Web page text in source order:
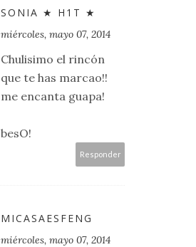
SONIA ★ H1T ★
miércoles, mayo 07, 2014
Chulisimo el rincón
que te has marcao!!
me encanta guapa!
besO!
Responder
MICASAESFENG
miércoles, mayo 07, 2014